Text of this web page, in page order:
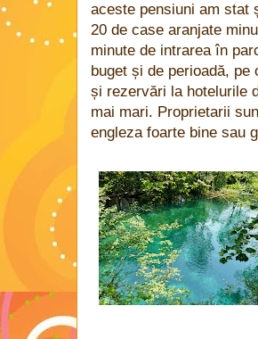
aceste pensiuni am stat
20 de case aranjate
minute de intrarea în
buget și de perioadă,
și rezervări la hotelurile
mai mari. Proprietarii
engleza foarte bine sau